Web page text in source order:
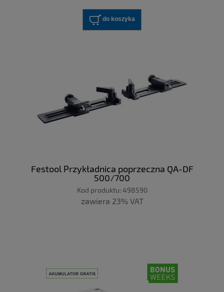
do koszyka
Festool Przykładnica poprzeczna QA-DF
500/700
Kod produktu: 498590
zawiera 23% VAT